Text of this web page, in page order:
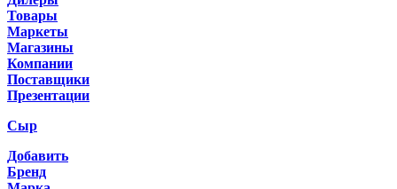
Товары
Маркеты
Магазины
Компании
Поставщики
Презентации
Сыр
Добавить
Бренд